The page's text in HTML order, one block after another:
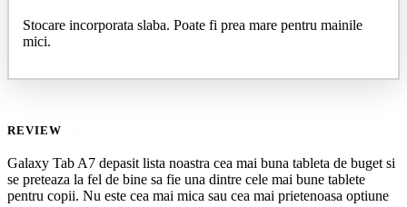
Stocare incorporata slaba. Poate fi prea mare pentru mainile
mici.
REVIEW
Galaxy Tab A7 depasit lista noastra cea mai buna tableta de buget si
se preteaza la fel de bine sa fie una dintre cele mai bune tablete
pentru copii. Nu este cea mai mica sau cea mai prietenoasa optiune